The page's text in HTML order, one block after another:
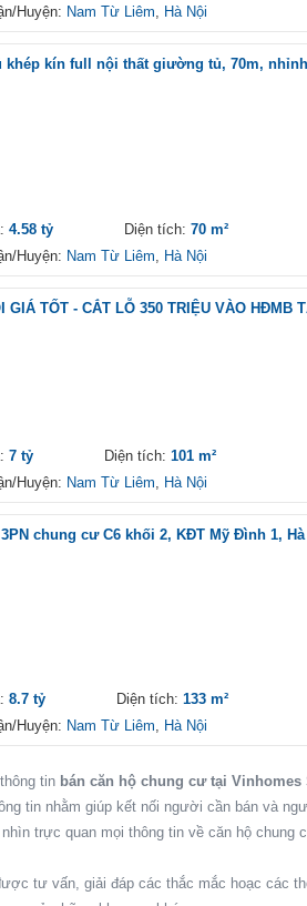
Huyện: Nam Từ Liêm, Hà Nội
khép kín full nội thất giường tủ, 70m, nhỉnh
4.58 tỷ Diện tích: 70 m²
Huyện: Nam Từ Liêm Hà Nội
GIÁ TỐT - CẮT LỖ 350 TRIỆU VÀO HĐMB
7 tỷ Diện tích: 101 m²
Huyện: Nam Từ Liêm Hà Nội
chung cư C6 khối 2, KĐT Mỹ Đình 1, Hà
8.7 tỷ Diện tích: 133 m²
Huyện: Nam Từ Liêm, Hà Nội
tin bán căn hộ chung cư tại Vinhomes
tin nhằm giúp kết nối người cần bán và
trực quan mọi thông tin về căn hộ
tư vấn, giải đáp các thắc mắc hoạc các